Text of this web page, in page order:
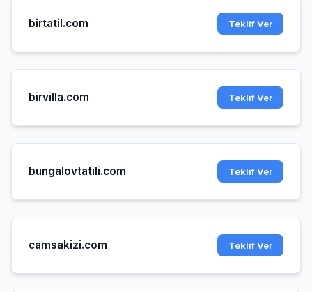
birtatil.com Teklif Ver
birvilla.com Teklif Ver
bungalovtatili.com Teklif Ver
camsakizi.com Teklif Ver